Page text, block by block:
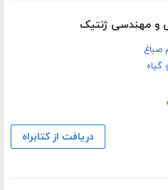
و مهندسی ژنتیک
صباغ
گیاه
دریافت از کتابراه